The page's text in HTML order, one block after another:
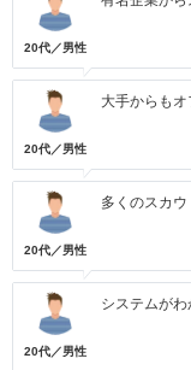
20代／男性
20代／男性
大手からもオ
20代／男性
多くのスカウ
20代／男性
システムがわ